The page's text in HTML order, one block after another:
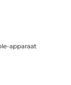
apparaat